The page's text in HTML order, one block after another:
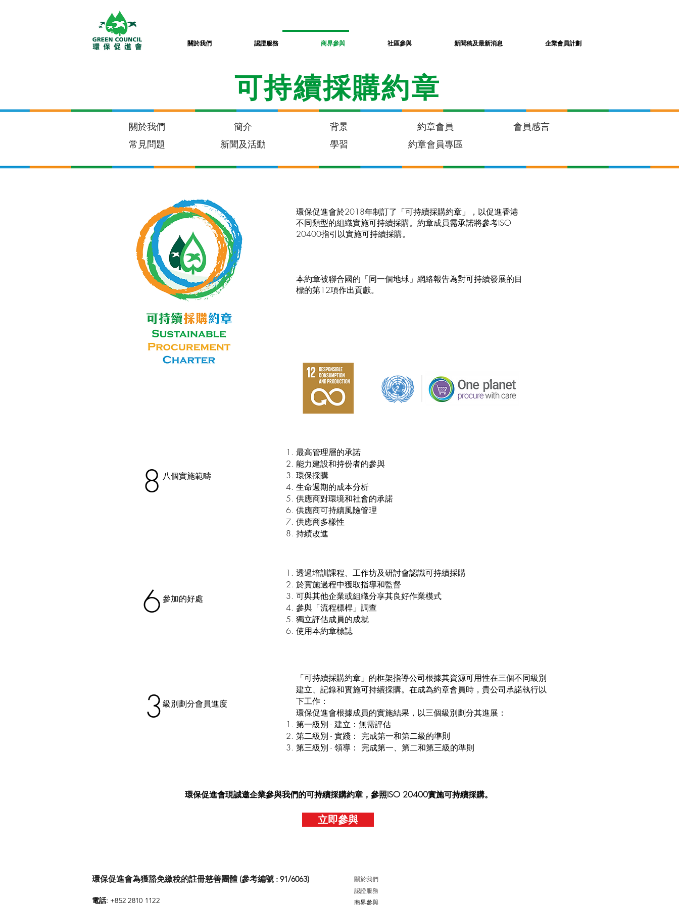
關於我們 認證服務 商界參與 社區參與 新聞稿及最新消息 企業會員計劃
​可持續採購約章
關於我們 簡介
背景
常見問題
新聞及活動 學習
約章會員
會員感言
約章會員專區
​環保促進會於2018年制訂了「可持續採購約章」，以促進香港
不同類型的組織實施可持續採購。約章成員需承諾將參考ISO
20400指引以實施可持續採購。
本約章被聯合國的「同一個地球」網絡報告為對可持續發展的目
標的第12項作出貢獻。
8 八個實施範疇
最高管理層的承諾
能力建設和持份者的參與
環保採購
生命週期的成本分析
供應商對環境和社會的承諾
供應商可持續風險管理
供應商多樣性
持績改進
6 參加的好處
透過培訓課程、工作坊及研討會認識可持續採購
於實施過程中獲取指導和監督
可與其他企業或組織分享其良好作業模式
參與「流程標桿」調查
獨立評估成員的成就
使用本約章標誌
3級別劃分會員進度
「可持續採購約章」的框架指導公司根據其資源可用性在三個不同級別
建立、記錄和實施可持續採購。在成為約章會員時，貴公司承諾執行以
下工作：
環保促進會根據成員的實施結果，以三個級別劃分其進展：
第一級別 - 建立：無需評估
第二級別 - 實踐： 完成第一和第二級的準則
第三級別 - 領導： 完成第一、第二和第三級的準則
環保促進會現誠邀企業參與我們的可持續採購約章，參照ISO 20400實施可持續採購。
立即參與
環保促進會為獲豁免繳稅的註冊慈善團體 (參考編號 : 91/6063)
電話: +852 2810 1122
關於我們
認證服務
商界參與